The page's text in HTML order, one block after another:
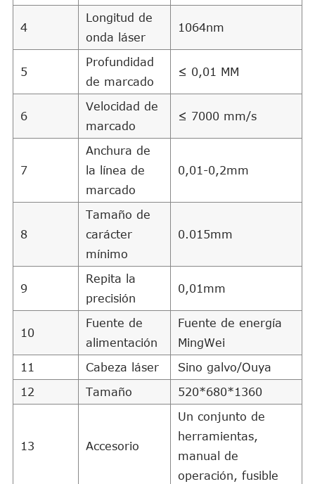
4
Longitud de
onda láser
1064nm
5
Profundidad
de marcado
≤ 0,01 MM
6
Velocidad de
marcado
≤ 7000 mm/s
7
Anchura de
la línea de
marcado
0,01-0,2mm
8
Tamaño de
carácter
mínimo
0.015mm
9
Repita la
precisión
0,01mm
10
Fuente de
alimentación
Fuente de energía
MingWei
11
Cabeza láser
Sino galvo/Ouya
12
Tamaño 520*680*1360
13 Accesorio
Un conjunto de
herramientas,
manual de
operación, fusible